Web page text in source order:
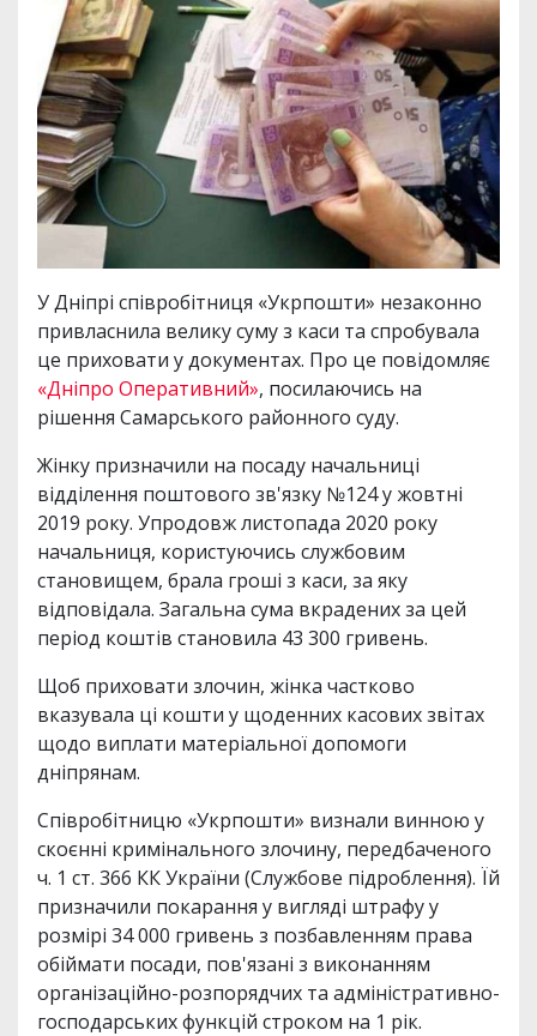
У Дніпрі співробітниця «Укрпошти» незаконно
привласнила велику суму з каси та спробувала
це приховати у документах. Про це повідомляє
«Дніпро Оперативний», посилаючись на
рішення Самарського районного суду.
Жінку призначили на посаду начальниці
відділення поштового зв'язку №124 у жовтні
2019 року. Упродовж листопада 2020 року
начальниця, користуючись службовим
становищем, брала гроші з каси, за яку
відповідала. Загальна сума вкрадених за цей
період коштів становила 43 300 гривень.
Щоб приховати злочин, жінка частково
вказувала ці кошти у щоденних касових звітах
щодо виплати матеріальної допомоги
дніпрянам.
Співробітницю «Укрпошти» визнали винною у
скоєнні кримінального злочину, передбаченого
ч. 1 ст. 366 КК України (Службове підроблення). Їй
призначили покарання у вигляді штрафу у
розмірі 34 000 гривень з позбавленням права
обіймати посади, пов'язані з виконанням
організаційно-розпорядчих та адміністративно-
господарських функцій строком на 1 рік.